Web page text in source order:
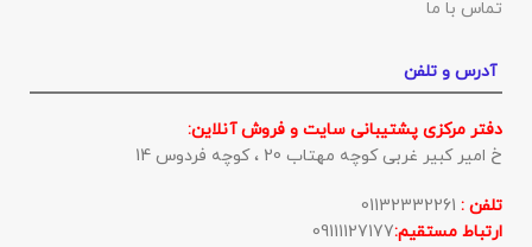
تماس با ما
آدرس و تلفن
دفتر مرکزی پشتیبانی سایت و فروش آنلاین:
خ امیر کبیر غربی کوچه مهتاب 20 ، کوچه فردوس 14
تلفن :
ارتباط مستقیم:09111127177